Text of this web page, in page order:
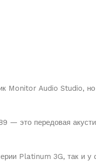
Monitor Audio Studio, но
— это передовая
Platinum 3G, так и